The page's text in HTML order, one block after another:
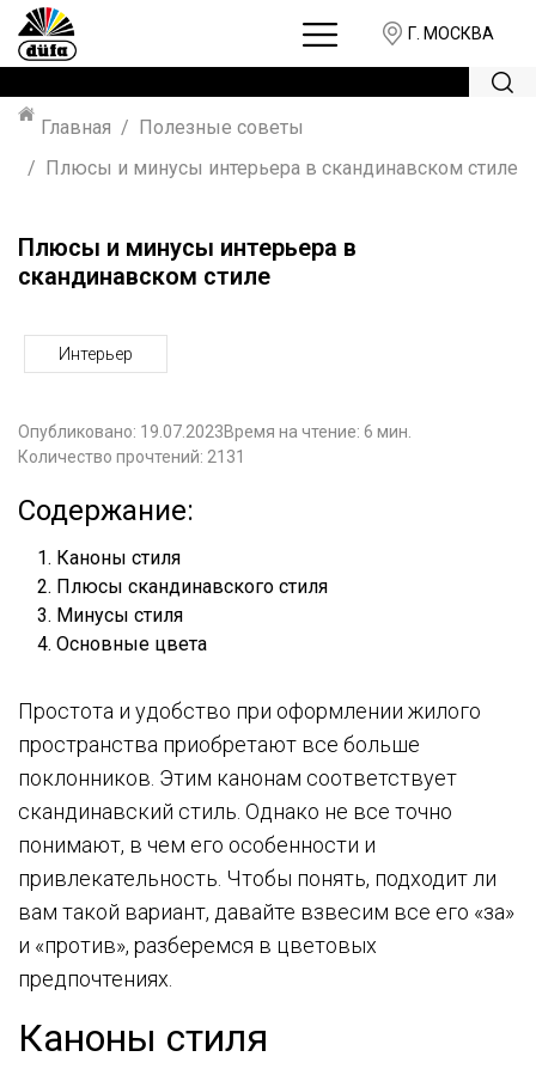
Г. МОСКВА
Главная
Полезные советы
Плюсы и минусы интерьера в скандинавском стиле
Плюсы и минусы интерьера в
скандинавском стиле
Интерьер
Опубликовано: 19.07.2023Время на чтение: 6 мин.
Количество прочтений: 2131
Содержание:
Каноны стиля
Плюсы скандинавского стиля
Минусы стиля
Основные цвета
Простота и удобство при оформлении жилого
пространства приобретают все больше
поклонников. Этим канонам соответствует
скандинавский стиль. Однако не все точно
понимают, в чем его особенности и
привлекательность. Чтобы понять, подходит ли
вам такой вариант, давайте взвесим все его «за»
и «против», разберемся в цветовых
предпочтениях.
Каноны стиля